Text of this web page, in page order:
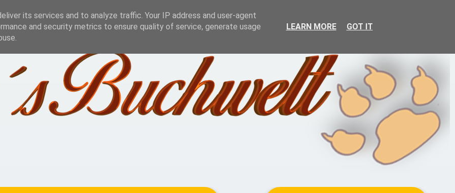
Challenge Lesestatistik Blog Aktionen Jahresrückblick
its services and to analyze traffic. Your IP address and user-agent
and security metrics to ensure quality of service, generate usage
LEARN MORE GOT IT